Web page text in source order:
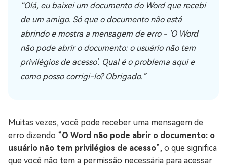
“Olá, eu baixei um documento do Word que recebi
de um amigo. Só que o documento não está
abrindo e mostra a mensagem de erro - 'O Word
não pode abrir o documento: o usuário não tem
privilégios de acesso'. Qual é o problema aqui e
como posso corrigi-lo? Obrigado.”
Muitas vezes, você pode receber uma mensagem de
erro dizendo “O Word não pode abrir o documento: o
usuário não tem privilégios de acesso”, o que significa
que você não tem a permissão necessária para acessar